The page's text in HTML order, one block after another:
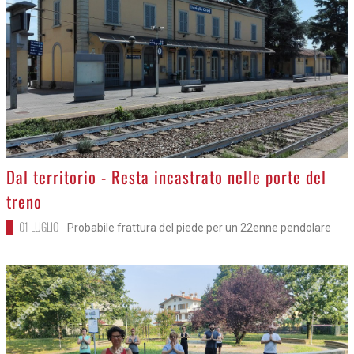
>
Dal territorio - Resta incastrato nelle porte del
treno
01 LUGLIO Probabile frattura del piede per un 22enne pendolare